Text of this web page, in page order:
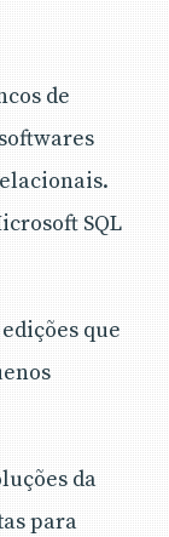
de
SQL
que
da
para